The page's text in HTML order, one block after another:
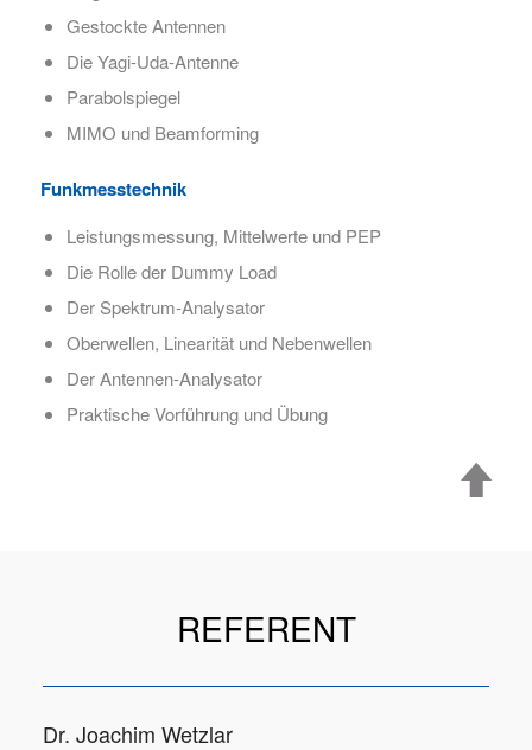
Gestockte Antennen
Die Yagi-Uda-Antenne
Parabolspiegel
MIMO und Beamforming
Funkmesstechnik
Leistungsmessung, Mittelwerte und PEP
Die Rolle der Dummy Load
Der Spektrum-Analysator
Oberwellen, Linearität und Nebenwellen
Der Antennen-Analysator
Praktische Vorführung und Übung
REFERENT
Dr. Joachim Wetzlar